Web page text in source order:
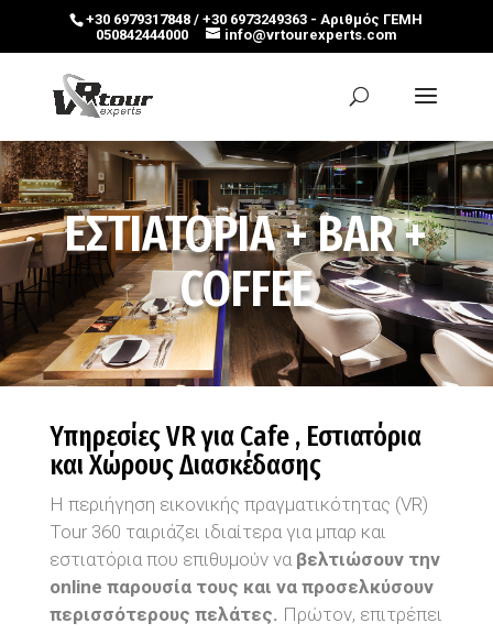
+30 6979317848 / +30 6973249363 - Αριθμός ΓΕΜΗ
050842444000
info@vrtourexperts.com
ΕΣΤΙΑΤΟΡΙΑ + BAR +
COFFEE
Υπηρεσίες VR για Cafe , Εστιατόρια
και Χώρους Διασκέδασης
Η περιήγηση εικονικής πραγματικότητας (VR)
Tour 360 ταιριάζει ιδιαίτερα για μπαρ και
εστιατόρια που επιθυμούν να βελτιώσουν την
online παρουσία τους και να προσελκύσουν
περισσότερους πελάτες. Πρώτον, επιτρέπει